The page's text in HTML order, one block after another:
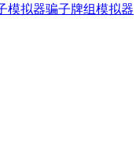
模拟器骗子牌组模拟器